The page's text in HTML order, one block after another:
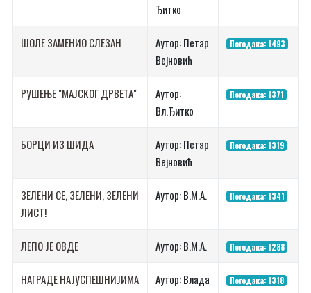
Ђитко
ШОЛЕ ЗАМЕНИО СЛЕЗАН
Аутор: Петар
Вејновић
Погодака: 1493
РУШЕЊЕ "МАЈСКОГ ДРВЕТА"
Аутор:
Вл.Ђитко
Погодака: 1371
БОРЦИ ИЗ ШИДА
Аутор: Петар
Вејновић
Погодака: 1319
ЗЕЛЕНИ СЕ, ЗЕЛЕНИ, ЗЕЛЕНИ
ЛИСТ!
Аутор: В.М.А. Погодака: 1341
ЛЕПО ЈЕ ОВДЕ Аутор: В.М.А. Погодака: 1288
НАГРАДЕ НАЈУСПЕШНИЈИМА
Аутор: Влада
Погодака: 1318